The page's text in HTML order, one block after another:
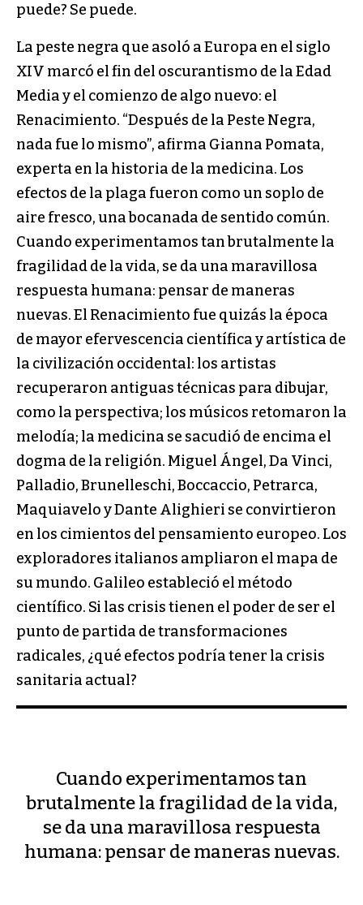
puede? Se puede.
La peste negra que asoló a Europa en el siglo
XIV marcó el fin del oscurantismo de la Edad
Media y el comienzo de algo nuevo: el
Renacimiento. “Después de la Peste Negra,
nada fue lo mismo”, afirma Gianna Pomata,
experta en la historia de la medicina. Los
efectos de la plaga fueron como un soplo de
aire fresco, una bocanada de sentido común.
Cuando experimentamos tan brutalmente la
fragilidad de la vida, se da una maravillosa
respuesta humana: pensar de maneras
nuevas. El Renacimiento fue quizás la época
de mayor efervescencia científica y artística de
la civilización occidental: los artistas
recuperaron antiguas técnicas para dibujar,
como la perspectiva; los músicos retomaron la
melodía; la medicina se sacudió de encima el
dogma de la religión. Miguel Ángel, Da Vinci,
Palladio, Brunelleschi, Boccaccio, Petrarca,
Maquiavelo y Dante Alighieri se convirtieron
en los cimientos del pensamiento europeo. Los
exploradores italianos ampliaron el mapa de
su mundo. Galileo estableció el método
científico. Si las crisis tienen el poder de ser el
punto de partida de transformaciones
radicales, ¿qué efectos podría tener la crisis
sanitaria actual?
Cuando experimentamos tan
brutalmente la fragilidad de la vida,
se da una maravillosa respuesta
humana: pensar de maneras nuevas.